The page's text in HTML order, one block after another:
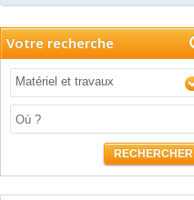
Votre recherche
Matériel et travaux
RECHERCHER